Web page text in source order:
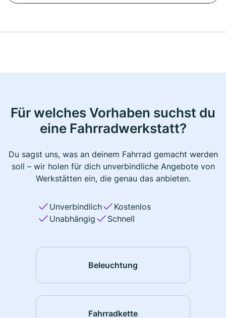
Für welches Vorhaben suchst du
eine Fahrradwerkstatt?
Du sagst uns, was an deinem Fahrrad gemacht werden
soll – wir holen für dich unverbindliche Angebote von
Werkstätten ein, die genau das anbieten.
Unverbindlich
Kostenlos
Unabhängig
Schnell
Beleuchtung
Fahrradkette